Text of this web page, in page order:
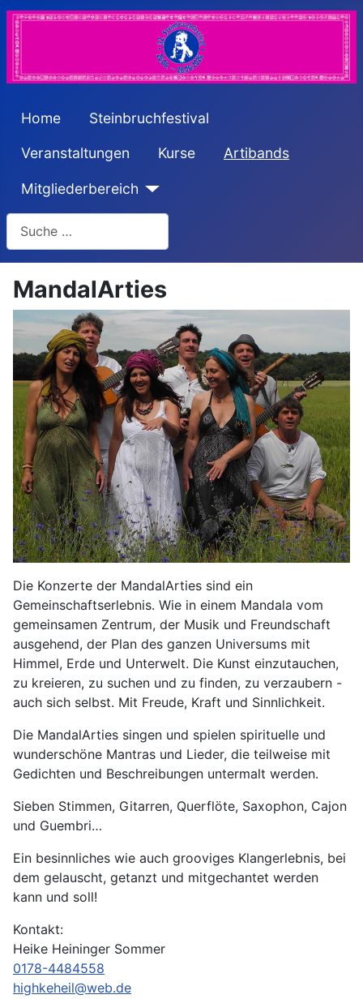
Home Steinbruchfestival
Veranstaltungen Kurse Artibands
Mitgliederbereich
Suchen
MandalArties
Die Konzerte der MandalArties sind ein
Gemeinschaftserlebnis. Wie in einem Mandala vom
gemeinsamen Zentrum, der Musik und Freundschaft
ausgehend, der Plan des ganzen Universums mit
Himmel, Erde und Unterwelt. Die Kunst einzutauchen,
zu kreieren, zu suchen und zu finden, zu verzaubern -
auch sich selbst. Mit Freude, Kraft und Sinnlichkeit.
Die MandalArties singen und spielen spirituelle und
wunderschöne Mantras und Lieder, die teilweise mit
Gedichten und Beschreibungen untermalt werden.
Sieben Stimmen, Gitarren, Querflöte, Saxophon, Cajon
und Guembri…
Ein besinnliches wie auch grooviges Klangerlebnis, bei
dem gelauscht, getanzt und mitgechantet werden
kann und soll!
Kontakt:
Heike Heininger Sommer
0178-4484558
highkeheil@web.de